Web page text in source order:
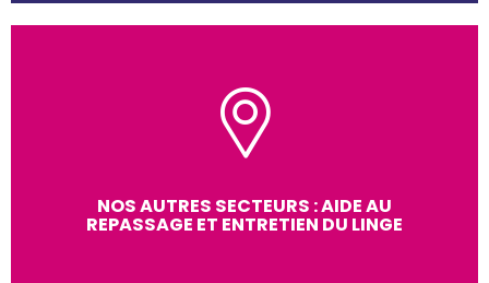
NOS AUTRES SECTEURS : AIDE AU
REPASSAGE ET ENTRETIEN DU LINGE